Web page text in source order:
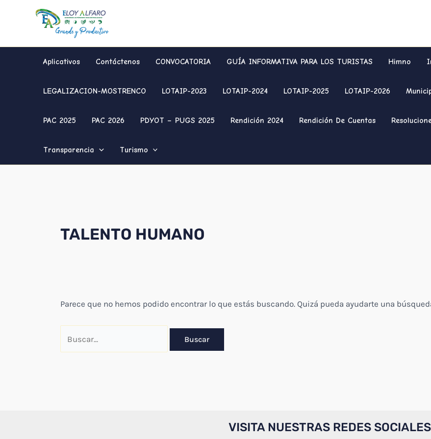
Aplicativos Contáctenos CONVOCATORIA GUÍA INFORMATIVA PARA LOS TURISTAS Himno
LEGALIZACION-MOSTRENCO LOTAIP-2023 LOTAIP-2024 LOTAIP-2025 LOTAIP-2026
PAC 2025 PAC 2026 PDYOT – PUGS 2025 Rendición 2024 Rendición De Cuentas
Transparencia Turismo
TALENTO HUMANO
Parece que no hemos podido encontrar lo que estás buscando. Quizá pueda ayudarte una
por:
VISITA NUESTRAS REDES SOCIALES